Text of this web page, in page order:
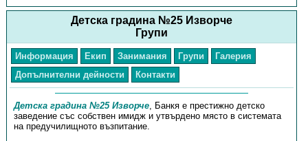
Детска градина №25 Изворче
Групи
Информация Екип Занимания Групи
Галерия
Допълнителни дейности
Контакти
Детска градина №25 Изворче, Банкя е престижно детско
заведение със собствен имидж и утвърдено място в системата
на предучилищното възпитание.